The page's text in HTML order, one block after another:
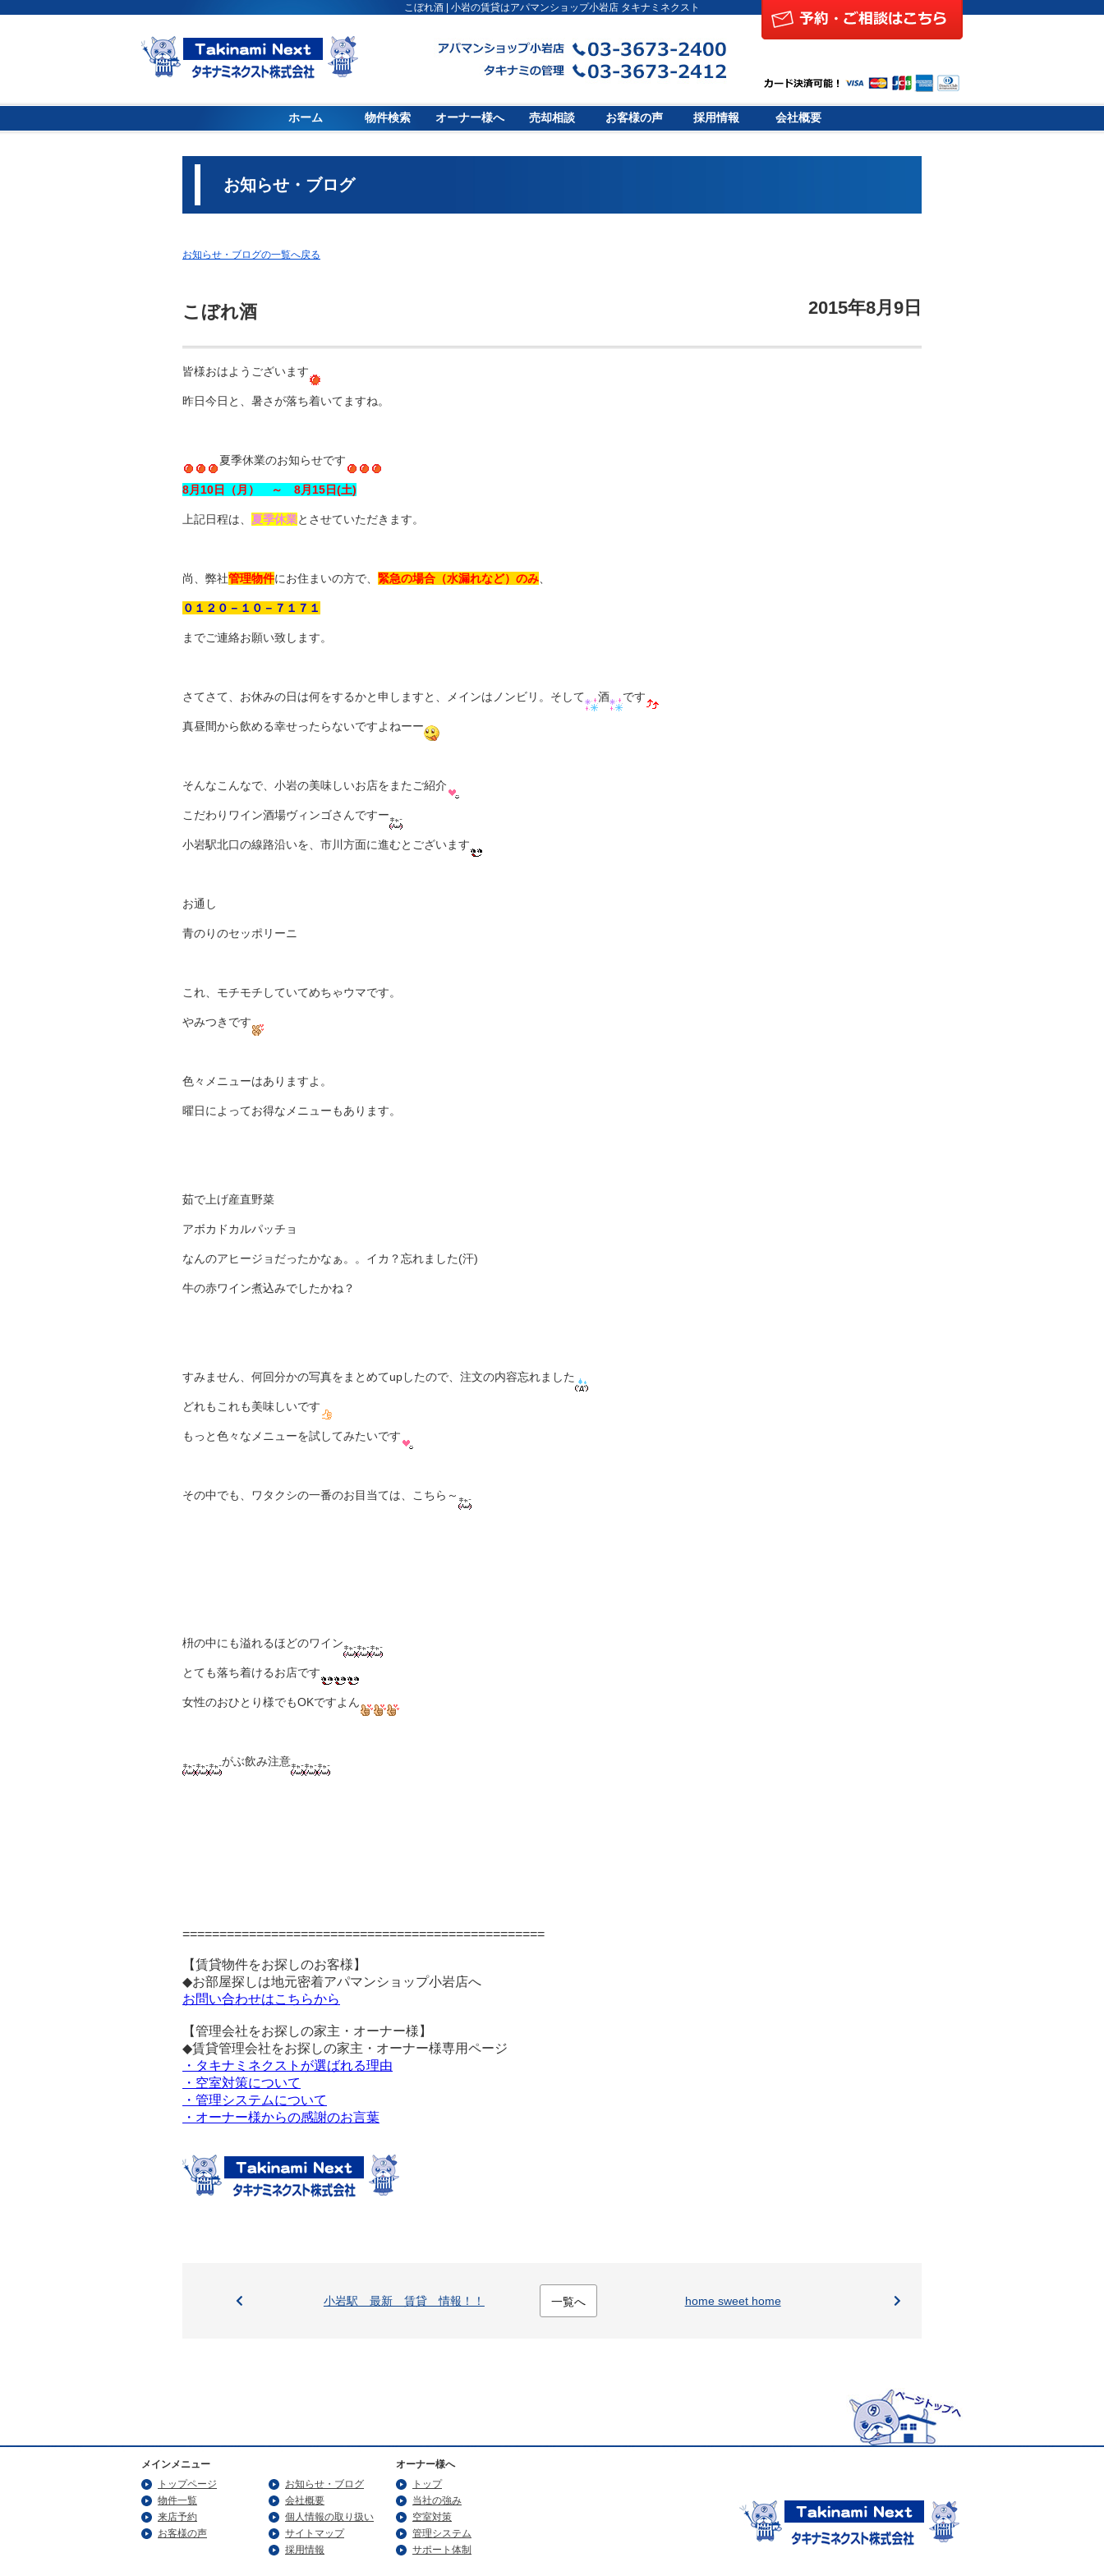
こぼれ酒 | 小岩の賃貸はアパマンショップ小岩店 タキナミネクスト
ホーム 物件検索 オーナー様へ 売却相談 お客様の声 採用情報 会社概要
お知らせ・ブログ
お知らせ・ブログの一覧へ戻る
2015年8月9日
こぼれ酒
皆様おはようございます
昨日今日と、暑さが落ち着いてますね。
夏季休業のお知らせです
8月10日（月） ～ 8月15日(土)
上記日程は、 夏季休業とさせていただきます。
尚、弊社管理物件にお住まいの方で、 緊急の場合（水漏れなど）のみ
０１２０－１０－７１７１
までご連絡お願い致します。
さてさて、お休みの日は何をするかと申しますと、メインはノンビリ。そして 酒 です
真昼間から飲める幸せったらないですよねーー
そんなこんなで、小岩の美味しいお店をまたご紹介
こだわりワイン酒場ヴィンゴさんですー
小岩駅北口の線路沿いを、市川方面に進むとございます
お通し
青のりのセッポリーニ
これ、モチモチしていてめちゃウマです。
やみつきです
色々メニューはありますよ。
曜日によってお得なメニューもあります。
茹で上げ産直野菜
アボカドカルパッチョ
なんのアヒージョだったかなぁ。。イカ？忘れました(汗)
牛の赤ワイン煮込みでしたかね？
すみません、何回分かの写真をまとめてupしたので、注文の内容忘れました
どれもこれも美味しいです
もっと色々なメニューを試してみたいです
その中でも、ワタクシの一番のお目当ては、こちら～
枡の中にも溢れるほどのワイン
とても落ち着けるお店です
女性のおひとり様でもOKですよん
がぶ飲み注意
=================================================
【賃貸物件をお探しのお客様】
◆お部屋探しは地元密着アパマンショップ小岩店へ
お問い合わせはこちらから
【管理会社をお探しの家主・オーナー様】
◆賃貸管理会社をお探しの家主・オーナー様専用ページ
・タキナミネクストが選ばれる理由
・空室対策について
・管理システムについて
・オーナー様からの感謝のお言葉
小岩駅 最新 賃貸 情報！！ 一覧へ home sweet home
メインメニュー
トップページ
物件一覧
来店予約
お客様の声
お知らせ・ブログ
会社概要
個人情報の取り扱い
サイトマップ
採用情報
オーナー様へ
トップ
当社の強み
空室対策
管理システム
サポート体制